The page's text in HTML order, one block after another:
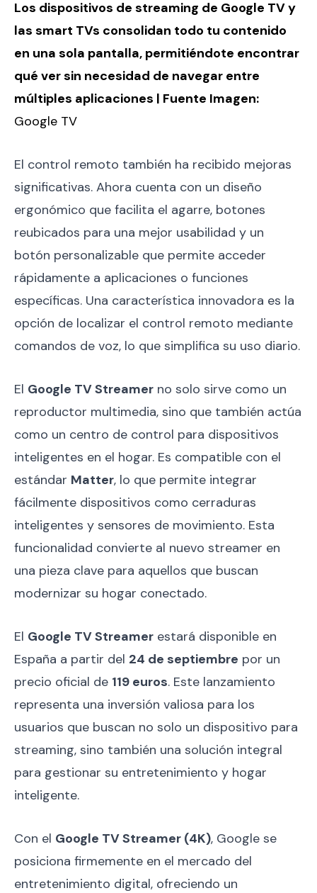
Los dispositivos de streaming de Google TV y
las smart TVs consolidan todo tu contenido
en una sola pantalla, permitiéndote encontrar
qué ver sin necesidad de navegar entre
múltiples aplicaciones | Fuente Imagen:
Google TV
El control remoto también ha recibido mejoras
significativas. Ahora cuenta con un diseño
ergonómico que facilita el agarre, botones
reubicados para una mejor usabilidad y un
botón personalizable que permite acceder
rápidamente a aplicaciones o funciones
específicas. Una característica innovadora es la
opción de localizar el control remoto mediante
comandos de voz, lo que simplifica su uso diario.
El Google TV Streamer no solo sirve como un
reproductor multimedia, sino que también actúa
como un centro de control para dispositivos
inteligentes en el hogar. Es compatible con el
estándar Matter, lo que permite integrar
fácilmente dispositivos como cerraduras
inteligentes y sensores de movimiento. Esta
funcionalidad convierte al nuevo streamer en
una pieza clave para aquellos que buscan
modernizar su hogar conectado.
El Google TV Streamer estará disponible en
España a partir del 24 de septiembre por un
precio oficial de 119 euros. Este lanzamiento
representa una inversión valiosa para los
usuarios que buscan no solo un dispositivo para
streaming, sino también una solución integral
para gestionar su entretenimiento y hogar
inteligente.
Con el Google TV Streamer (4K), Google se
posiciona firmemente en el mercado del
entretenimiento digital, ofreciendo un